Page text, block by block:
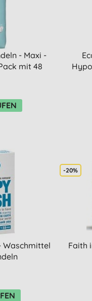
- Maxi -
mit 48
Waschmittel
-20%
Faith